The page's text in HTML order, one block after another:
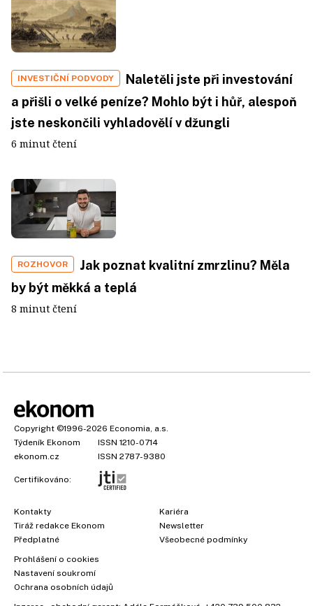
INVESTIČNÍ PODVODY
Naletěli jste při investování
a přišli o velké peníze? Mohlo být i hůř, alespoň
jste neskončili vyhladovělí v džungli
6 minut čtení
ROZHOVOR
Jak poznat kvalitní zmrzlinu? Měla
by být měkká a teplá
8 minut čtení
Copyright ©1996-2026 Economia, a.s.
Týdeník Ekonom
ISSN 1210-0714
ekonom.cz
ISSN 2787-9380
Certifikováno:
Kontakty
Tiráž redakce Ekonom
Předplatné
Kariéra
Newsletter
Všeobecné podmínky
Prohlášení o cookies
Nastavení soukromí
Ochrana osobních údajů